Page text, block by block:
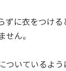
に衣をつける
ん。
ついているよ